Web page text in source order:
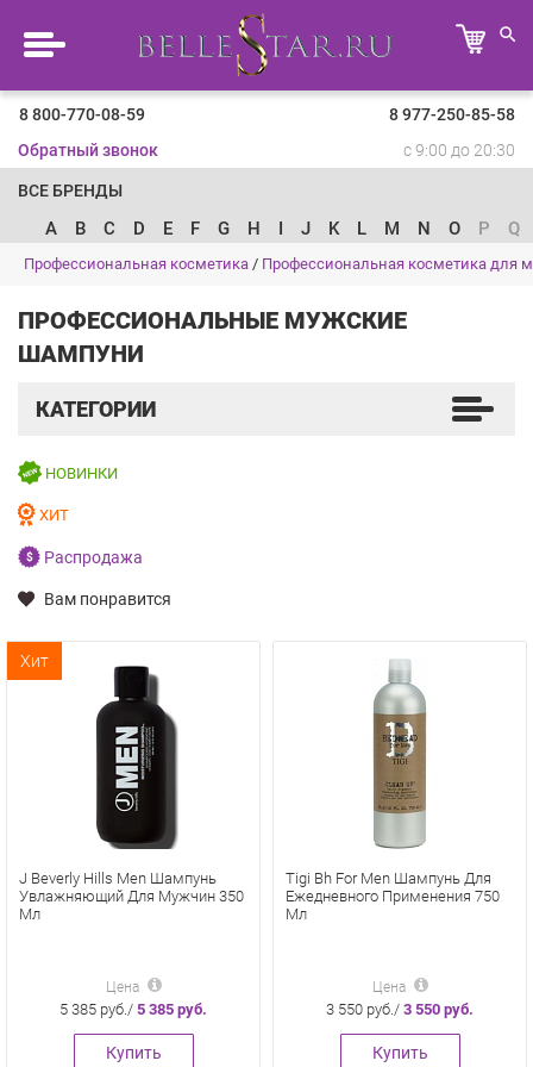
8 800-770-08-59
8 977-250-85-58
Обратный звонок
с 9:00 до 20:30
ВСЕ БРЕНДЫ
A B C D E F G H I J K L M N O P Q
Профессиональная косметика / Профессиональная косметика для
ПРОФЕССИОНАЛЬНЫЕ МУЖСКИЕ
ШАМПУНИ
КАТЕГОРИИ
НОВИНКИ
ХИТ
Распродажа
Вам понравится
Хит
J Beverly Hills Men Шампунь
Увлажняющий Для Мужчин 350
Мл
Цена
5 385 руб./ 5 385 руб.
Купить
Tigi Bh For Men Шампунь Для
Ежедневного Применения 750
Мл
Цена
3 550 руб./ 3 550 руб.
Купить